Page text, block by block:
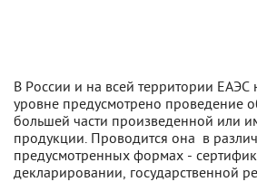
В России и на всей территории ЕАЭС
уровне предусмотрено проведение
большей части произведенной или
продукции. Проводится она в
предусмотренных формах -
декларировании, государственной